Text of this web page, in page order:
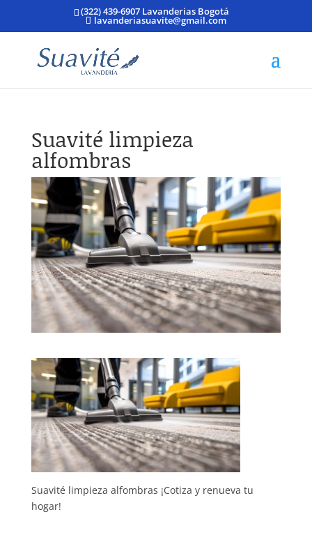
(322) 439-6907 Lavanderias Bogotá
lavanderiasuavite@gmail.com
Suavité limpieza
alfombras
Suavité limpieza alfombras ¡Cotiza y renueva tu
hogar!